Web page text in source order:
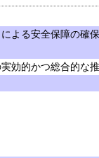
よる安全保障の確
効的かつ総合的な